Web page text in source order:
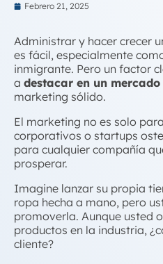
Febrero 21, 2025
Administrar y hacer crecer
es fácil, especialmente
inmigrante. Pero un factor
a destacar en un
marketing sólido.
El marketing no es solo
corporativos o startups
para cualquier compañía
prosperar.
Imagine lanzar su propia
ropa hecha a mano, pero
promoverla. Aunque usted
productos en la industria,
cliente?